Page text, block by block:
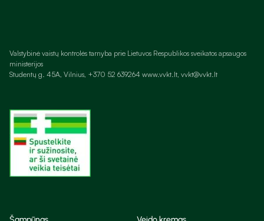
Valstybinė vaistų kontrolės tarnyba prie Lietuvos Respublikos sveikatos apsaugos
ministerijos
Studentų g. 45A, Vilnius, +370 52 639264 www.vvkt.lt, vvkt@vvkt.lt